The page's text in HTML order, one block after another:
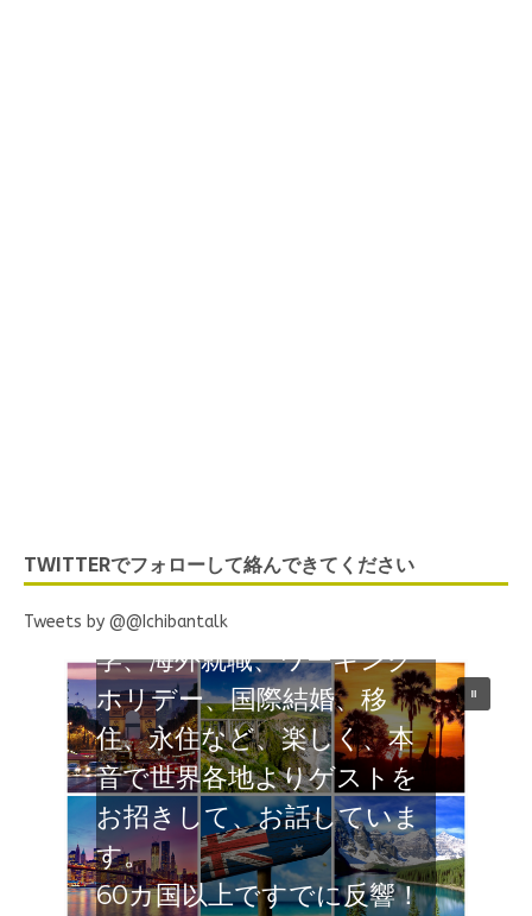
TWITTERでフォローして絡んできてください
Tweets by @@Ichibantalk
ネットラジオ 海外でがん
ばる日本人のナマの声 留
学、海外就職、ワーキング
ホリデー、国際結婚、移
住、永住など、楽しく、本
音で世界各地よりゲストを
お招きして、お話していま
す。
60カ国以上ですでに反響！